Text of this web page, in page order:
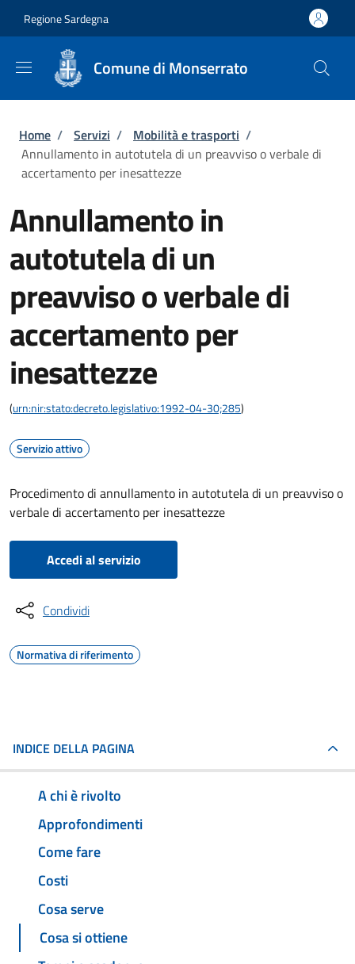
Regione Sardegna
Comune di Monserrato
Briciole di pane
Home / Servizi / Mobilità e trasporti /
Annullamento in autotutela di un preavviso o verbale di
accertamento per inesattezze
Annullamento in
autotutela di un
preavviso o verbale di
accertamento per
inesattezze
(urn:nir:stato:decreto.legislativo:1992-04-30;285)
Servizio attivo
Procedimento di annullamento in autotutela di un preavviso o
verbale di accertamento per inesattezze
Accedi al servizio
Condividi
Normativa di riferimento
INDICE DELLA PAGINA
A chi è rivolto
Approfondimenti
Come fare
Costi
Cosa serve
Cosa si ottiene